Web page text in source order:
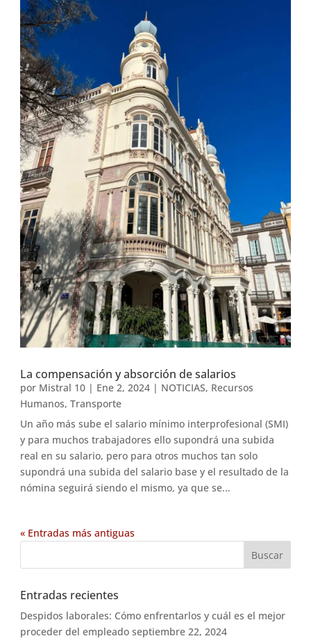
La compensación y absorción de salarios
por Mistral 10 | Ene 2, 2024 | NOTICIAS, Recursos
Humanos,Transporte
Un año más sube el salario mínimo interprofesional (SMI)
y para muchos trabajadores ello supondrá una subida
real en su salario, pero para otros muchos tan solo
supondrá una subida del salario base y el resultado de la
nómina seguirá siendo el mismo, ya que se...
« Entradas más antiguas
Entradas recientes
Despidos laborales: Cómo enfrentarlos y cuál es el mejor
proceder del empleado septiembre 22, 2024